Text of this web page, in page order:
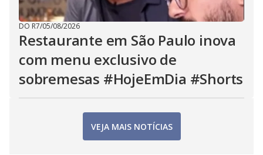
DO R7/05/08/2026
Restaurante em São Paulo inova
com menu exclusivo de
sobremesas #HojeEmDia #Shorts
VEJA MAIS NOTÍCIAS